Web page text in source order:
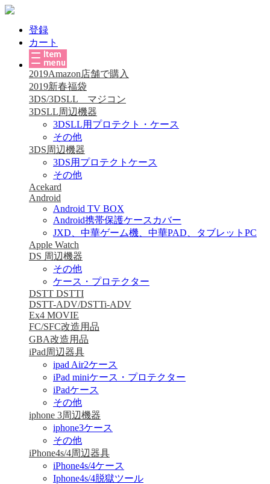
登録
カート
2019Amazon店舗で購入
2019新春福袋
3DS/3DSLL マジコン
3DSLL周辺機器
3DSLL用プロテクト・ケース
その他
3DS周辺機器
3DS用プロテクトケース
その他
Acekard
Android
Android TV BOX
Android携帯保護ケースカバー
JXD、中華ゲーム機、中華PAD、タブレットPC
Apple Watch
DS 周辺機器
その他
ケース・プロテクター
DSTT DSTTI
DSTT-ADV/DSTTi-ADV
Ex4 MOVIE
FC/SFC改造用品
GBA改造用品
iPad周辺器具
ipad Air2ケース
iPad miniケース・プロテクター
iPadケース
その他
iphone 3周辺機器
iphone3ケース
その他
iPhone4s/4周辺器具
iPhone4s/4ケース
Iphone4s/4脱獄ツール